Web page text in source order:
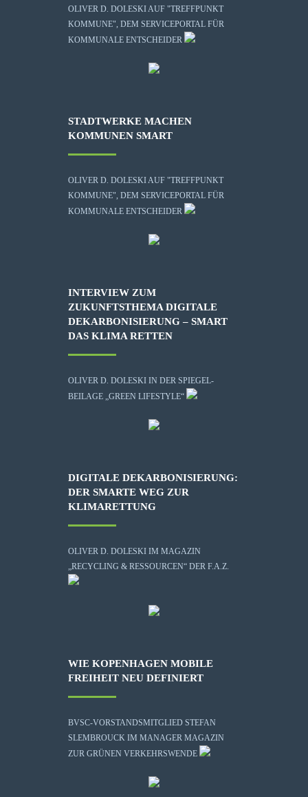
OLIVER D. DOLESKI AUF "TREFFPUNKT
KOMMUNE", DEM SERVICEPORTAL FÜR
KOMMUNALE ENTSCHEIDER
STADTWERKE MACHEN
KOMMUNEN SMART
OLIVER D. DOLESKI AUF "TREFFPUNKT
KOMMUNE", DEM SERVICEPORTAL FÜR
KOMMUNALE ENTSCHEIDER
INTERVIEW ZUM
ZUKUNFTSTHEMA DIGITALE
DEKARBONISIERUNG – SMART
DAS KLIMA RETTEN
OLIVER D. DOLESKI IN DER SPIEGEL-
BEILAGE „GREEN LIFESTYLE“
DIGITALE DEKARBONISIERUNG:
DER SMARTE WEG ZUR
KLIMARETTUNG
OLIVER D. DOLESKI IM MAGAZIN
„RECYCLING & RESSOURCEN“ DER F.A.Z.
WIE KOPENHAGEN MOBILE
FREIHEIT NEU DEFINIERT
BVSC-VORSTANDSMITGLIED STEFAN
SLEMBROUCK IM MANAGER MAGAZIN
ZUR GRÜNEN VERKEHRSWENDE